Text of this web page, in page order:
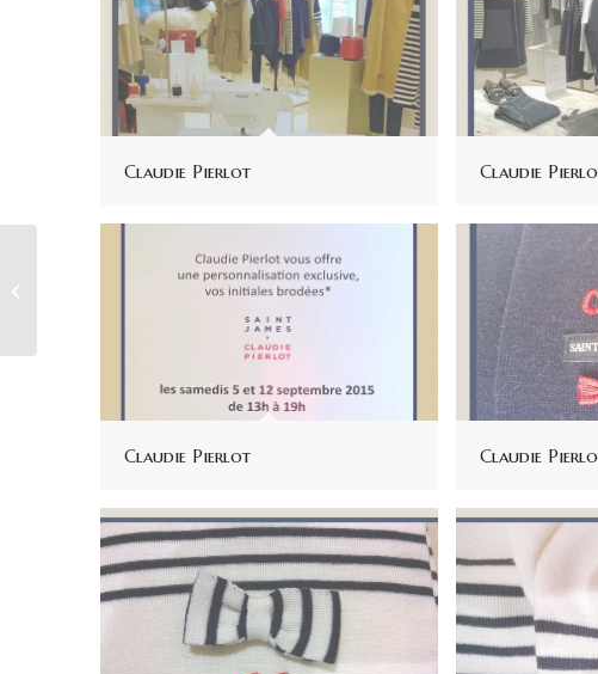
Claudie Pierlot Claudie
Claudie Pierlot Claudie